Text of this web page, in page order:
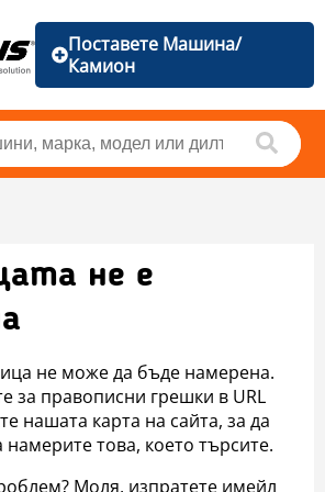
Поставете Машина/
Камион
не е
не може да бъде намерена.
за правописни грешки в URL
нашата карта на сайта, за да
това, което търсите.
Моля, изпратете имейл